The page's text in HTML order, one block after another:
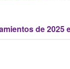
de 2025